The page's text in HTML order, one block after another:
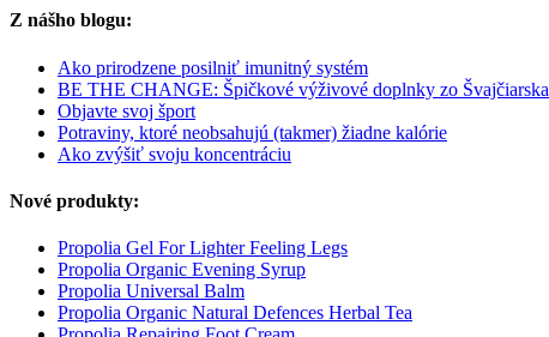
Z nášho blogu:
Ako prirodzene posilniť imunitný systém
BE THE CHANGE: Špičkové výživové doplnky zo Švajčiarska
Objavte svoj šport
Potraviny, ktoré neobsahujú (takmer) žiadne kalórie
Ako zvýšiť svoju koncentráciu
Nové produkty:
Propolia Gel For Lighter Feeling Legs
Propolia Organic Evening Syrup
Propolia Universal Balm
Propolia Organic Natural Defences Herbal Tea